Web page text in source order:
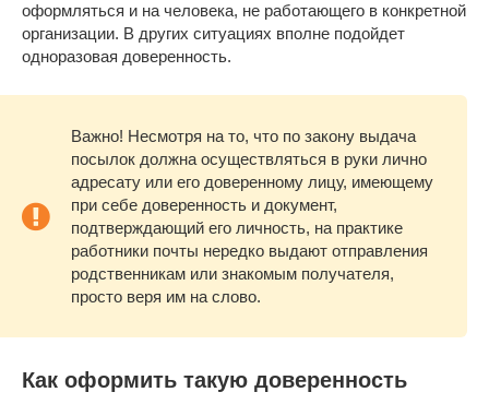
оформляться и на человека, не работающего в конкретной
организации. В других ситуациях вполне подойдет
одноразовая доверенность.
Важно! Несмотря на то, что по закону выдача
посылок должна осуществляться в руки лично
адресату или его доверенному лицу, имеющему
при себе доверенность и документ,
подтверждающий его личность, на практике
работники почты нередко выдают отправления
родственникам или знакомым получателя,
просто веря им на слово.
Как оформить такую доверенность